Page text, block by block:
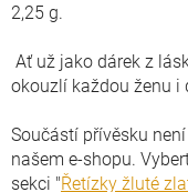
2,25 g.
Ať už jako dárek z
okouzlí každou ženu i
Součástí přívěsku
našem e-shopu.
sekci "Řetízky žluté